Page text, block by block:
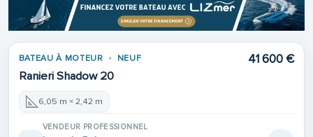
BATEAU À MOTEUR NEUF
Ranieri Shadow 20
41 600 €
6,05 m × 2,42 m
VENDEUR PROFESSIONNEL